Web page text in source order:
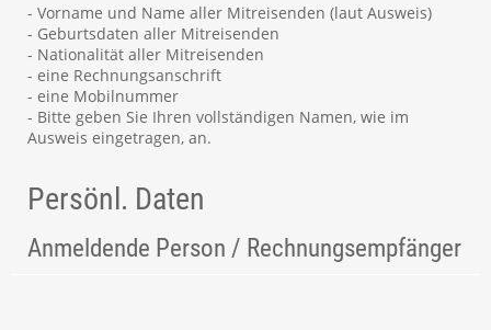
- Vorname und Name aller Mitreisenden (laut Ausweis)
- Geburtsdaten aller Mitreisenden
- Nationalität aller Mitreisenden
- eine Rechnungsanschrift
- eine Mobilnummer
- Bitte geben Sie Ihren vollständigen Namen, wie im
Ausweis eingetragen, an.
Persönl. Daten
Anmeldende Person / Rechnungsempfänger